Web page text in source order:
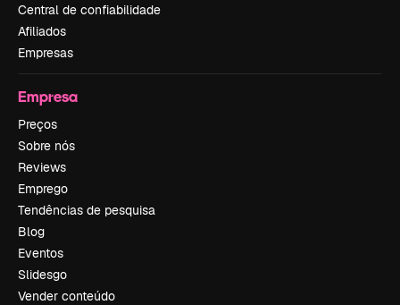
Central de confiabilidade
Afiliados
Empresas
Empresa
Preços
Sobre nós
Reviews
Emprego
Tendências de pesquisa
Blog
Eventos
Slidesgo
Vender conteúdo